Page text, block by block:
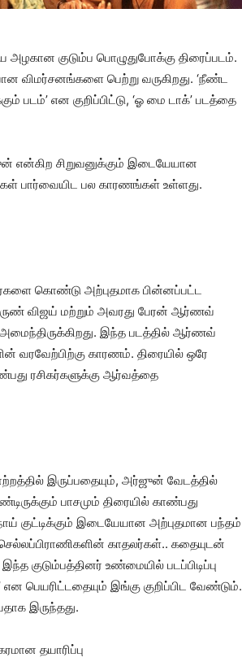
அழகான குடும்ப பொழுதுபோக்கு திரைப்படம்.
விமர்சனங்களை பெற்று வருகிறது. ‘நீண்ட
படம்’ என குறிப்பிட்டு, ‘ஓ மை டாக்’ படத்தை
என்கிற சிறுவனுக்கும் இடையேயான
பார்வையிட பல காரணங்கள் உள்ளது.
கொண்டு அற்புதமாக பின்னப்பட்ட
விஜய் மற்றும் அவரது பேரன் ஆர்ணவ்
அமைந்திருக்கிறது. இந்த படத்தில் ஆர்ணவ்
வரவேற்பிற்கு காரணம். திரையில் ஒரே
ரசிகர்களுக்கு ஆர்வத்தை
இருப்பதையும், அர்ஜுன் வேடத்தில்
பாசமும் திரையில் காண்பது
குட்டிக்கும் இடையேயான அற்புதமான பந்தம்
காதலர்கள்.. கதையுடன்
குடும்பத்தினர் உண்மையில் படப்பிடிப்பு
பெயரிட்டதையும் இங்கு குறிப்பிட வேண்டும்.
இருந்தது.
தயாரிப்பு